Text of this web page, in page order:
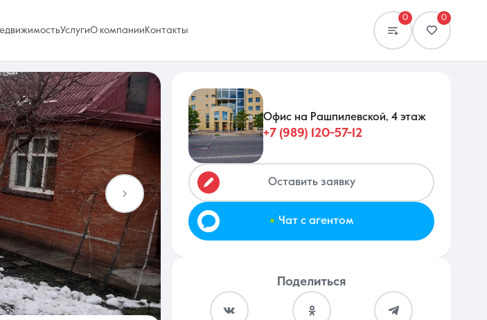
УслугиО компании Контакты
0 0
Избранное
0 объявлений
Сравнение
Услуги
Офис на Рашпилевской, 4 этаж
+7 (989) 120-57-12
Оставить заявку
. Чат с агентом
Поделиться